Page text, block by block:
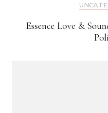
Essence Love &